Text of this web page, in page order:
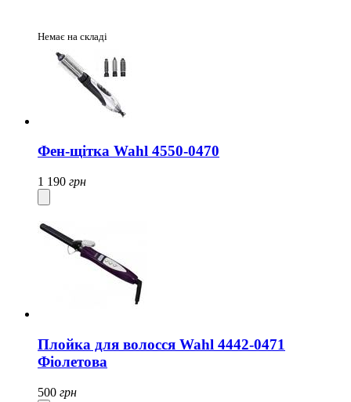
Немає на складі
Фен-щітка Wahl 4550-0470
1 190 грн
Плойка для волосся Wahl 4442-0471
Фіолетова
500 грн